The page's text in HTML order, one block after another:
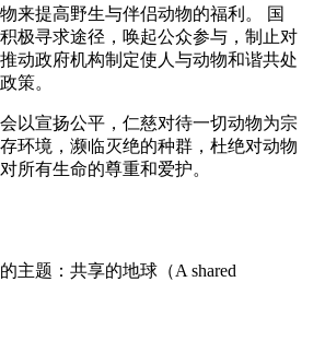
来提高野生与伴侣动物的福利。 国
极寻求途径，唤起公众参与，制止对
动政府机构制定使人与动物和谐共处
策。
以宣扬公平，仁慈对待一切动物为宗
环境，濒临灭绝的种群，杜绝对动物
所有生命的尊重和爱护。
主题：共享的地球（A shared